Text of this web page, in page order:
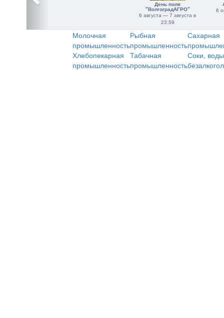
День поля
"ВолгоградАГРО"
6 августа — 7 августа в
23:59
6
Молочная
промышленность
Рыбная
промышленность
Сахарная
Хлебопекарная
промышленность
Табачная
промышленность
Соки,